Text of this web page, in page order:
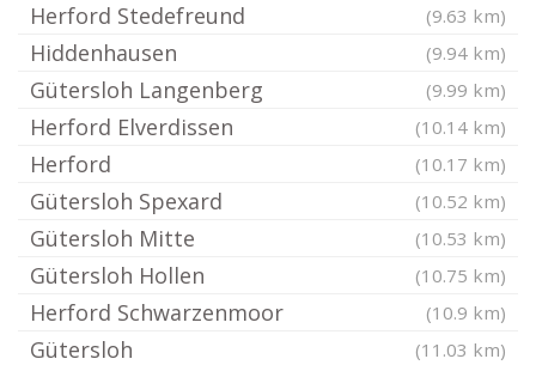
Herford Stedefreund (9.63 km)
Hiddenhausen (9.94 km)
Gütersloh Langenberg (9.99 km)
Herford Elverdissen (10.14 km)
Herford (10.17 km)
Gütersloh Spexard (10.52 km)
Gütersloh Mitte (10.53 km)
Gütersloh Hollen (10.75 km)
Herford Schwarzenmoor (10.9 km)
Gütersloh (11.03 km)